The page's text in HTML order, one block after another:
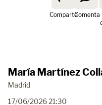
ComparteComenta
María Martínez
Madrid
17/06/2026 21:30